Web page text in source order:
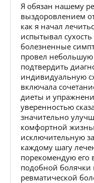
Я обязан нашему
выздоровлением
как я начал
испытывал сухость
болезненные
провел
подтвердить
индивидуальную
включала
диеты и
уверенностью
значительно
комфортной
исключительную
каждому шагу
порекомендую его
подобной
ревматической